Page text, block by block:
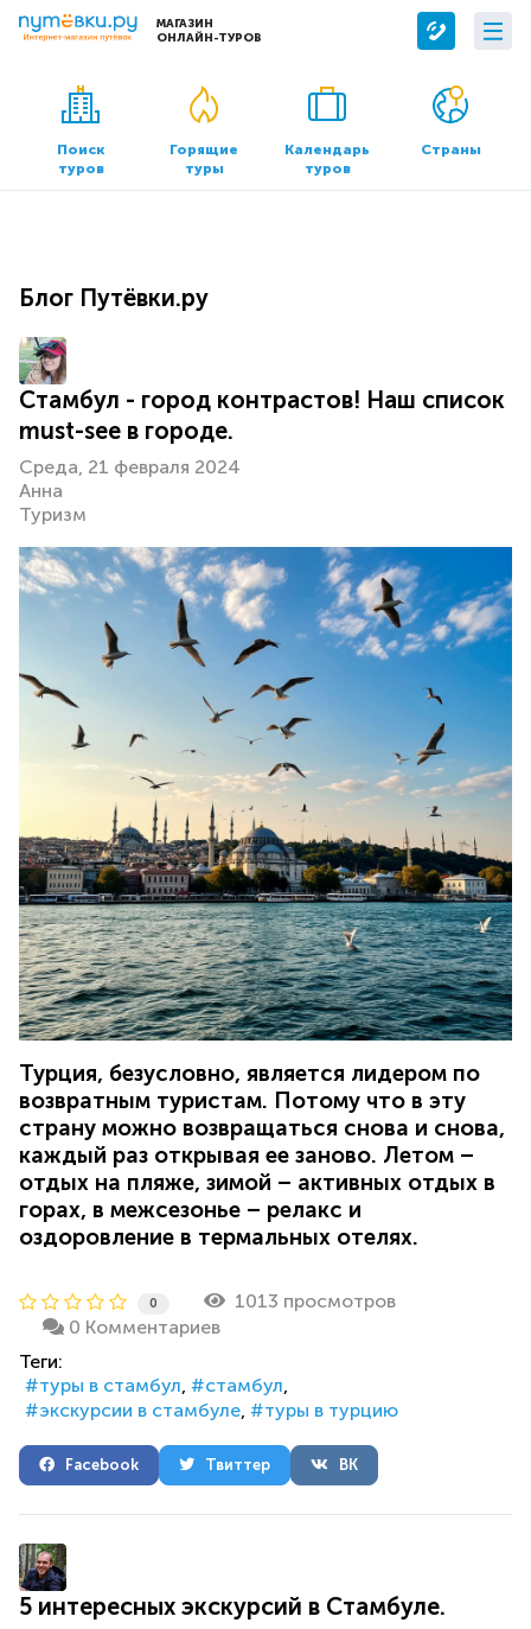
МАГАЗИН
ОНЛАЙН-ТУРОВ
Сервисы
Бронирование отелей
Трансфер
О компании
О нас
Контакты
Офисы продаж
Поиск
туров
Горящие
туры
Календарь
туров
Страны
Блог Путёвки.ру
Стамбул - город контрастов! Наш список
must-see в городе.
Среда, 21 февраля 2024
Анна
Туризм
Турция, безусловно, является лидером по
возвратным туристам. Потому что в эту
страну можно возвращаться снова и снова,
каждый раз открывая ее заново. Летом –
отдых на пляже, зимой – активных отдых в
горах, в межсезонье – релакс и
оздоровление в термальных отелях.
0
1013 просмотров
0 Комментариев
Теги:
туры в стамбул
стамбул
экскурсии в стамбуле
туры в турцию
Facebook Твиттер ВК
5 интересных экскурсий в Стамбуле.